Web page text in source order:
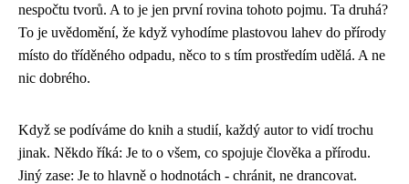
nespočtu tvorů. A to je jen první rovina tohoto pojmu. Ta druhá?
To je uvědomění, že když vyhodíme plastovou lahev do přírody
místo do tříděného odpadu, něco to s tím prostředím udělá. A ne
nic dobrého.
Když se podíváme do knih a studií, každý autor to vidí trochu
jinak. Někdo říká: Je to o všem, co spojuje člověka a přírodu.
Jiný zase: Je to hlavně o hodnotách - chránit, ne drancovat.